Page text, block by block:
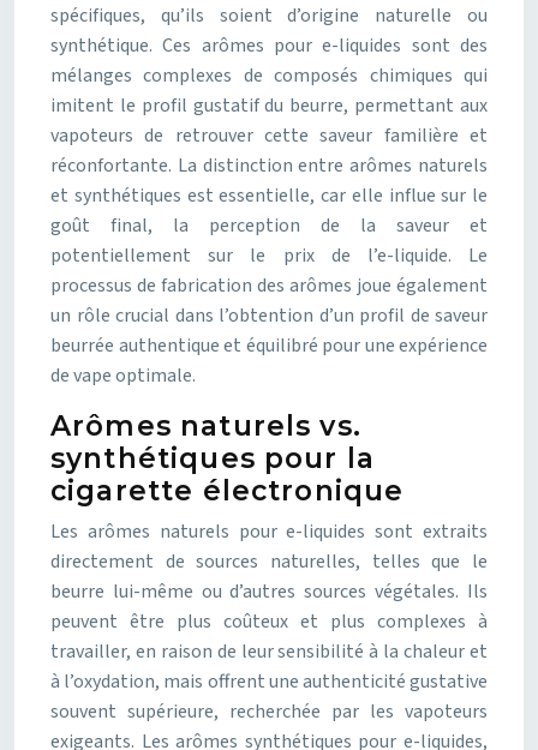
spécifiques, qu’ils soient d’origine naturelle ou
synthétique. Ces arômes pour e-liquides sont des
mélanges complexes de composés chimiques qui
imitent le profil gustatif du beurre, permettant aux
vapoteurs de retrouver cette saveur familière et
réconfortante. La distinction entre arômes naturels
et synthétiques est essentielle, car elle influe sur le
goût final, la perception de la saveur et
potentiellement sur le prix de l’e-liquide. Le
processus de fabrication des arômes joue également
un rôle crucial dans l’obtention d’un profil de saveur
beurrée authentique et équilibré pour une expérience
de vape optimale.
Arômes naturels vs.
synthétiques pour la
cigarette électronique
Les arômes naturels pour e-liquides sont extraits
directement de sources naturelles, telles que le
beurre lui-même ou d’autres sources végétales. Ils
peuvent être plus coûteux et plus complexes à
travailler, en raison de leur sensibilité à la chaleur et
à l’oxydation, mais offrent une authenticité gustative
souvent supérieure, recherchée par les vapoteurs
exigeants. Les arômes synthétiques pour e-liquides,